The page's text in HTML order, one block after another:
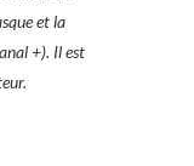
et la
+). Il est